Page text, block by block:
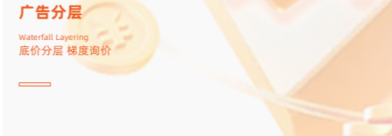
A/B测试
A/B Test
分组测试 策略调优